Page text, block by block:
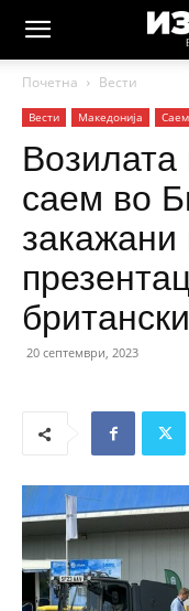
Почетна Вести
Вести Македонија
саем во
закажани
20 септември, 2023